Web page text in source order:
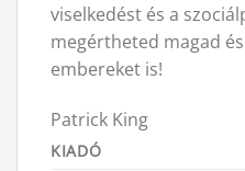
viselkedést és a
megértheted magad
embereket is!
Patrick King
KIADÓ